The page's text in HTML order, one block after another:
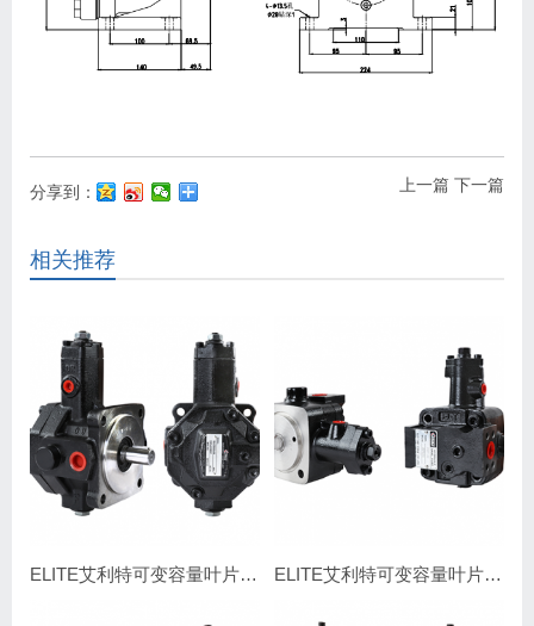
上一篇 下一篇
分享到：
相关推荐
ELITE艾利特可变容量叶片泵SVPF-23、26、30、40 ELITE艾利特可变容量叶片泵VDP-15、30